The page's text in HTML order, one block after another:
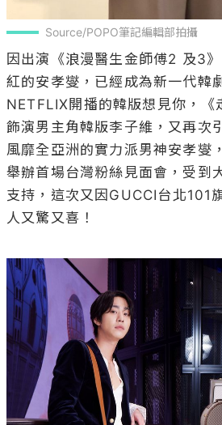
Source/POPO筆記編輯部拍攝
因出演《浪漫醫生金師傅2 及3
紅的安孝燮，已經成為新一代韓
NETFLIX開播的韓版想見你，《
飾演男主角韓版李子維，又再次
風靡全亞洲的實力派男神安孝燮
舉辦首場台灣粉絲見面會，受到
支持，這次又因GUCCI台北101
人又驚又喜！